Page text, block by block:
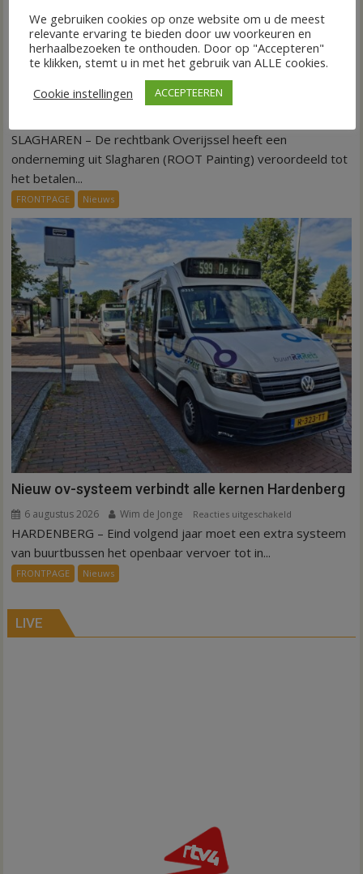
Kantonrechter: 75.000 euro voor ex-werknemers
75.000
werknemers
SLAGHAREN – De rechtbank Overijssel heeft een
onderneming uit Slagharen (ROOT Painting) veroordeeld tot
het betalen...
FRONTPAGE Nieuws
Nieuw ov-systeem verbindt alle kernen Hardenberg
6 augustus 2026 Wim de Jonge Reacties uitgeschakeld
Nieuw
Hardenberg
HARDENBERG – Eind volgend jaar moet een extra systeem
van buurtbussen het openbaar vervoer tot in...
FRONTPAGE Nieuws
LIVE
We gebruiken cookies op onze website om u de meest
relevante ervaring te bieden door uw voorkeuren en
herhaalbezoeken te onthouden. Door op "Accepteren"
te klikken, stemt u in met het gebruik van ALLE cookies.
Cookie instellingen
ACCEPTEEREN